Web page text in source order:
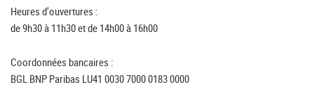
Heures d'ouvertures :
de 9h30 à 11h30 et de 14h00 à 16h00
Coordonnées bancaires :
BGL BNP Paribas LU41 0030 7000 0183 0000